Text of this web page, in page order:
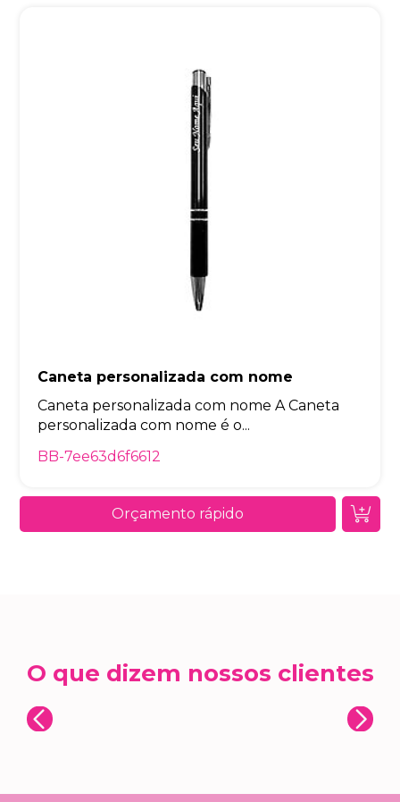
Caneta personalizada com nome
Caneta personalizada com nome A Caneta
personalizada com nome é o...
BB-7ee63d6f6612
Orçamento rápido
O que dizem nossos clientes